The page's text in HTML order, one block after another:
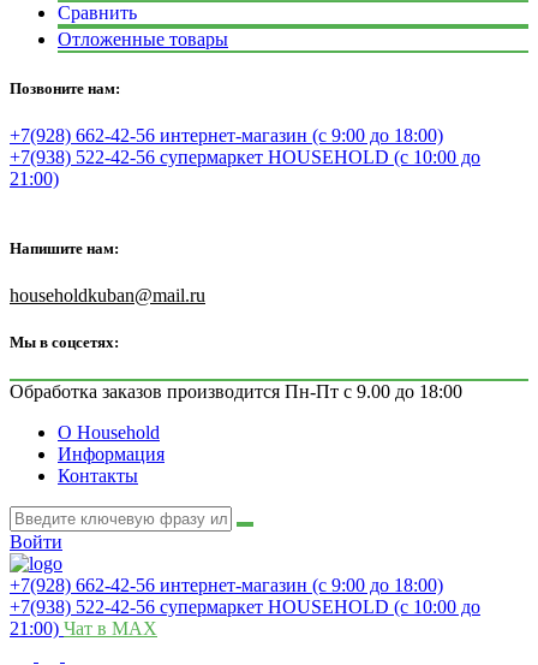
Сравнить
Отложенные товары
Позвоните нам:
+7(928) 662-42-56 интернет-магазин (с 9:00 до 18:00)
+7(938) 522-42-56 супермаркет HOUSEHOLD (с 10:00 до
21:00)
Напишите нам:
householdkuban@mail.ru
Мы в соцсетях:
Обработка заказов производится Пн-Пт с 9.00 до 18:00
О Household
Информация
Контакты
Войти
+7(928) 662-42-56 интернет-магазин (с 9:00 до 18:00)
+7(938) 522-42-56 супермаркет HOUSEHOLD (с 10:00 до
21:00) Чат в MAX